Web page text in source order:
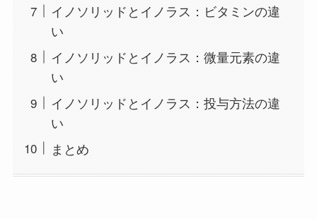
イノソリッドとイノラス：ビタミンの違
い
イノソリッドとイノラス：微量元素の違
い
イノソリッドとイノラス：投与方法の違
い
まとめ